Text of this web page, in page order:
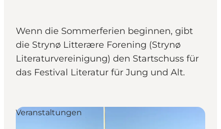
Wenn die Sommerferien beginnen, gibt
die Strynø Litterære Forening (Strynø
Literaturvereinigung) den Startschuss für
das Festival Literatur für Jung und Alt.
Veranstaltungen